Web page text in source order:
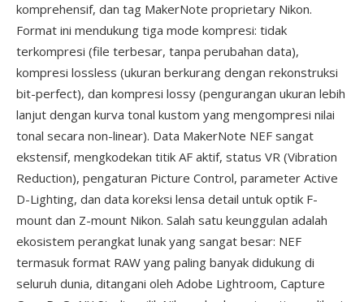
komprehensif, dan tag MakerNote proprietary Nikon.
Format ini mendukung tiga mode kompresi: tidak
terkompresi (file terbesar, tanpa perubahan data),
kompresi lossless (ukuran berkurang dengan rekonstruksi
bit-perfect), dan kompresi lossy (pengurangan ukuran lebih
lanjut dengan kurva tonal kustom yang mengompresi nilai
tonal secara non-linear). Data MakerNote NEF sangat
ekstensif, mengkodekan titik AF aktif, status VR (Vibration
Reduction), pengaturan Picture Control, parameter Active
D-Lighting, dan data koreksi lensa detail untuk optik F-
mount dan Z-mount Nikon. Salah satu keunggulan adalah
ekosistem perangkat lunak yang sangat besar: NEF
termasuk format RAW yang paling banyak didukung di
seluruh dunia, ditangani oleh Adobe Lightroom, Capture